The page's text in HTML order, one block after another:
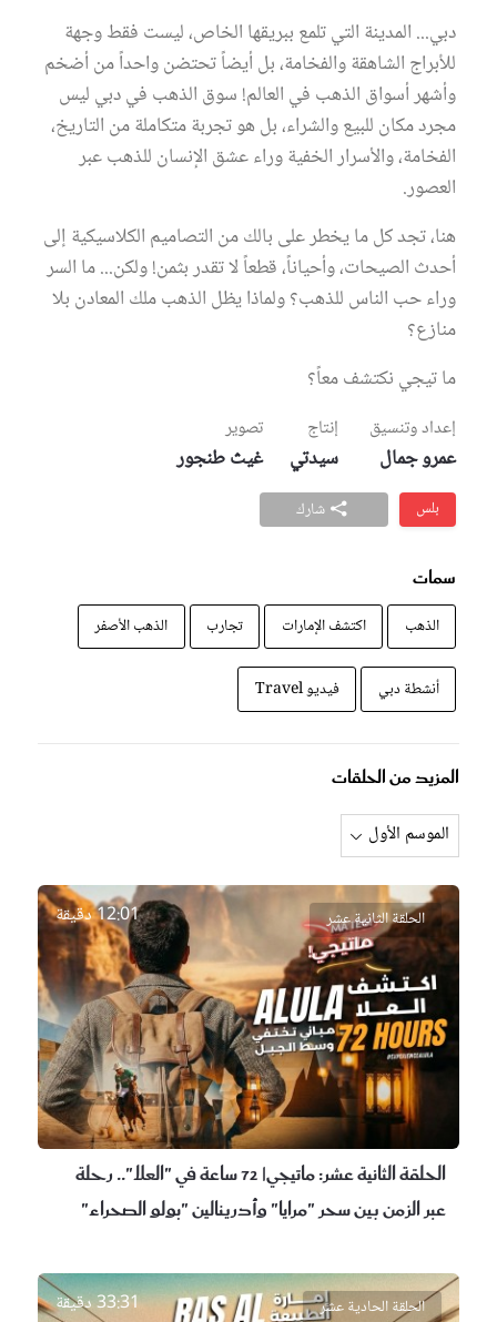
minutes,
22
seconds
دبي... المدينة التي تلمع ببريقها الخاص، ليست فقط وجهة
للأبراج الشاهقة والفخامة، بل أيضاً تحتضن واحداً من أضخم
وأشهر أسواق الذهب في العالم! سوق الذهب في دبي ليس
مجرد مكان للبيع والشراء، بل هو تجربة متكاملة من التاريخ،
الفخامة، والأسرار الخفية وراء عشق الإنسان للذهب عبر
العصور.
هنا، تجد كل ما يخطر على بالك من التصاميم الكلاسيكية إلى
أحدث الصيحات، وأحياناً، قطعاً لا تقدر بثمن! ولكن... ما السر
وراء حب الناس للذهب؟ ولماذا يظل الذهب ملك المعادن بلا
منازع؟
ما تيجي نكتشف معاً؟
إعداد وتنسيق
عمرو جمال
إنتاج
سيدتي
تصوير
غيث طنجور
بلس شارك
سمات
الذهب اكتشف الإمارات تجارب الذهب الأصفر
أنشطة دبي فيديو Travel
المزيد من الحلقات
الحلقة الثانية عشر 12:01 دقيقة
الحلقة الثانية عشر:
ماتيجي| 72 ساعة في "العلا".. رحلة
عبر الزمن بين سحر "مرايا" وأدرينالين "بولو الصحراء"
الحلقة الحادية عشر 33:31 دقيقة